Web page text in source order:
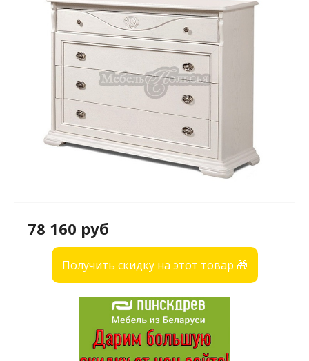
78 160 руб
Получить скидку на этот товар 🎁